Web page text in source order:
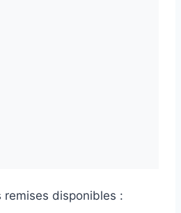
remises disponibles :